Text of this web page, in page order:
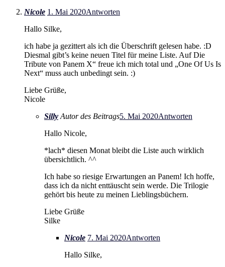
Nicole 1. Mai 2020Antworten
Hallo Silke,
ich habe ja gezittert als ich die Überschrift gelesen habe. :D
Diesmal gibt’s keine neuen Titel für meine Liste. Auf Die
Tribute von Panem X“ freue ich mich total und „One Of Us Is
Next“ muss auch unbedingt sein. :)
Liebe Grüße,
Nicole
Silly Autor des Beitrags5. Mai 2020Antworten
Hallo Nicole,
*lach* diesen Monat bleibt die Liste auch wirklich
übersichtlich. ^^
Ich habe so riesige Erwartungen an Panem! Ich hoffe,
dass ich da nicht enttäuscht sein werde. Die Trilogie
gehört bis heute zu meinen Lieblingsbüchern.
Liebe Grüße
Silke
Nicole 7. Mai 2020Antworten
Hallo Silke,